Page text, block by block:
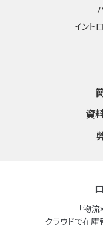
イント
資
「物
クラウドで在